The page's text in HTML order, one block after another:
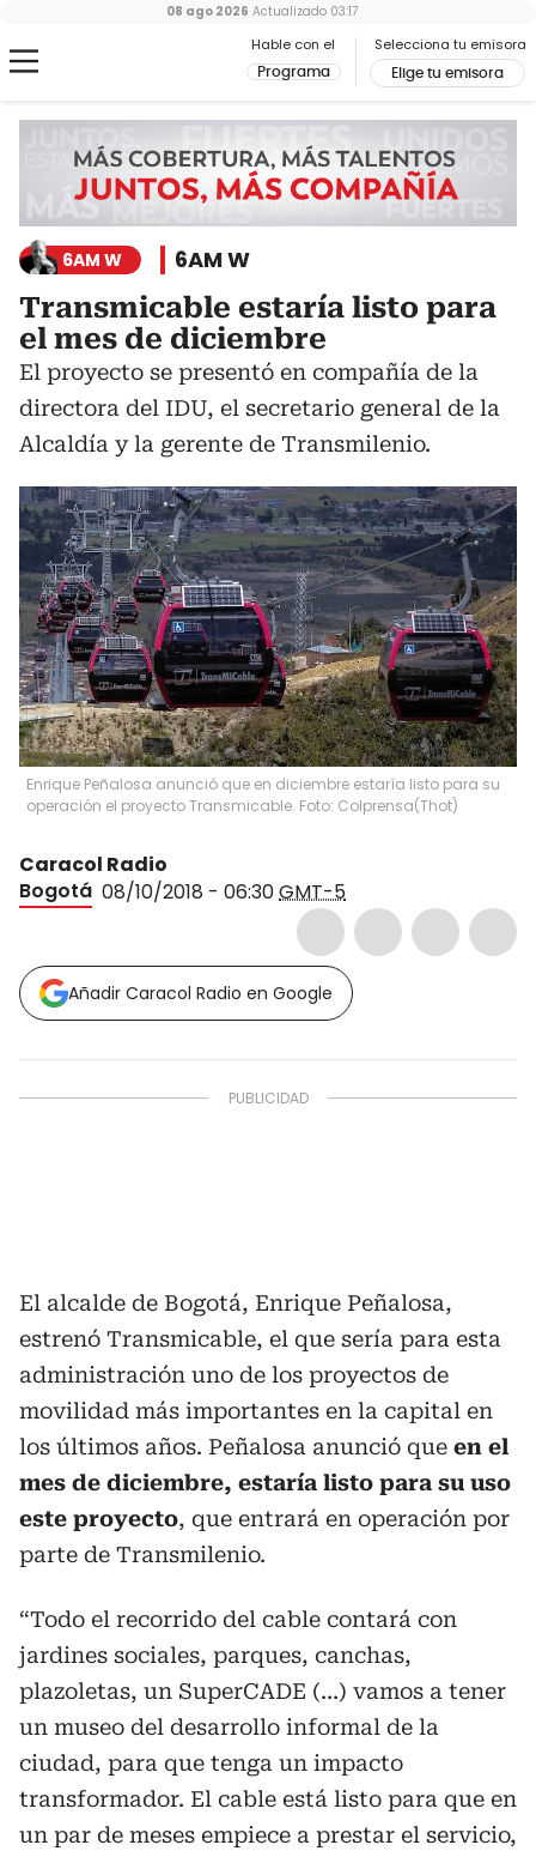
Hable con el
Programa
Selecciona tu emisora
Elige tu emisora
08 ago 2026 Actualizado 03:17
6AM W 6AM W
Transmicable estaría listo para
el mes de diciembre
El proyecto se presentó en compañía de la
directora del IDU, el secretario general de la
Alcaldía y la gerente de Transmilenio.
Enrique Peñalosa anunció que en diciembre estaría listo para su
operación el proyecto Transmicable. Foto: Colprensa(Thot)
Caracol Radio
Bogotá 08/10/2018 - 06:30GMT-5
Añadir Caracol Radio en Google
El alcalde de Bogotá, Enrique Peñalosa,
estrenó Transmicable, el que sería para esta
administración uno de los proyectos de
movilidad más importantes en la capital en
los últimos años. Peñalosa anunció que en el
mes de diciembre, estaría listo para su uso
este proyecto, que entrará en operación por
parte de Transmilenio.
“Todo el recorrido del cable contará con
jardines sociales, parques, canchas,
plazoletas, un SuperCADE (…) vamos a tener
un museo del desarrollo informal de la
ciudad, para que tenga un impacto
transformador. El cable está listo para que en
un par de meses empiece a prestar el servicio,